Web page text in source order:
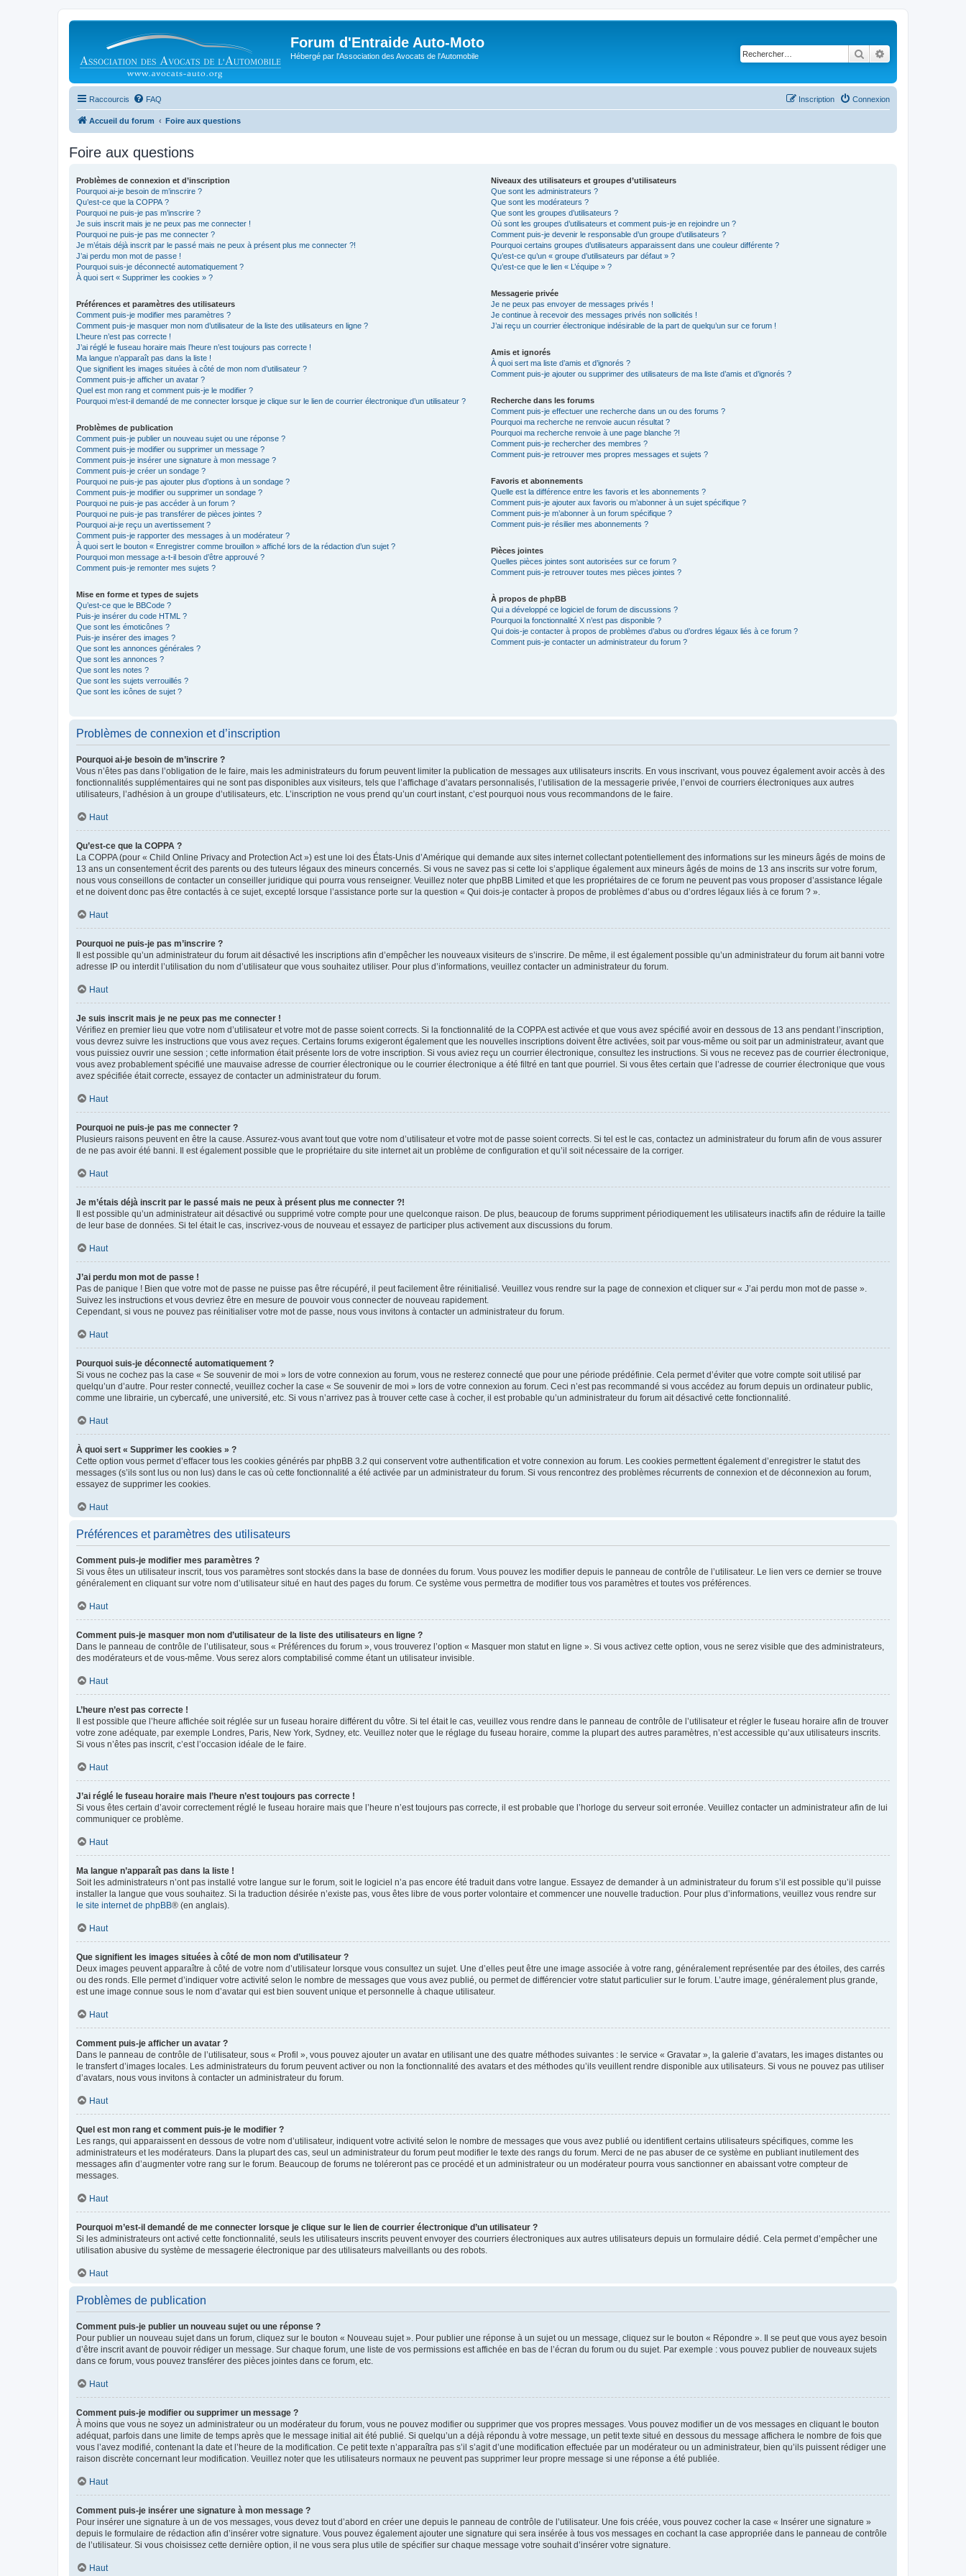
Forum d'Entraide Auto-Moto
Hébergé par l'Association des Avocats de l'Automobile Rechercher
Raccourcis FAQ Connexion
Inscription
Accueil du forum Foire aux questions
Foire aux questions
Problèmes de connexion et d’inscription
Pourquoi ai-je besoin de m’inscrire ?
Qu’est-ce que la COPPA ?
Pourquoi ne puis-je pas m’inscrire ?
Je suis inscrit mais je ne peux pas me connecter !
Pourquoi ne puis-je pas me connecter ?
Je m’étais déjà inscrit par le passé mais ne peux à présent plus me connecter ?!
J’ai perdu mon mot de passe !
Pourquoi suis-je déconnecté automatiquement ?
À quoi sert « Supprimer les cookies » ?
Préférences et paramètres des utilisateurs
Comment puis-je modifier mes paramètres ?
Comment puis-je masquer mon nom d’utilisateur de la liste des utilisateurs en ligne ?
L’heure n’est pas correcte !
J’ai réglé le fuseau horaire mais l’heure n’est toujours pas correcte !
Ma langue n’apparaît pas dans la liste !
Que signifient les images situées à côté de mon nom d’utilisateur ?
Comment puis-je afficher un avatar ?
Quel est mon rang et comment puis-je le modifier ?
Pourquoi m’est-il demandé de me connecter lorsque je clique sur le lien de courrier électronique d’un utilisateur ?
Problèmes de publication
Comment puis-je publier un nouveau sujet ou une réponse ?
Comment puis-je modifier ou supprimer un message ?
Comment puis-je insérer une signature à mon message ?
Comment puis-je créer un sondage ?
Pourquoi ne puis-je pas ajouter plus d’options à un sondage ?
Comment puis-je modifier ou supprimer un sondage ?
Pourquoi ne puis-je pas accéder à un forum ?
Pourquoi ne puis-je pas transférer de pièces jointes ?
Pourquoi ai-je reçu un avertissement ?
Comment puis-je rapporter des messages à un modérateur ?
À quoi sert le bouton « Enregistrer comme brouillon » affiché lors de la rédaction d’un sujet ?
Pourquoi mon message a-t-il besoin d’être approuvé ?
Comment puis-je remonter mes sujets ?
Mise en forme et types de sujets
Qu’est-ce que le BBCode ?
Puis-je insérer du code HTML ?
Que sont les émoticônes ?
Puis-je insérer des images ?
Que sont les annonces générales ?
Que sont les annonces ?
Que sont les notes ?
Que sont les sujets verrouillés ?
Que sont les icônes de sujet ?
Niveaux des utilisateurs et groupes d’utilisateurs
Que sont les administrateurs ?
Que sont les modérateurs ?
Que sont les groupes d’utilisateurs ?
Où sont les groupes d’utilisateurs et comment puis-je en rejoindre un ?
Comment puis-je devenir le responsable d’un groupe d’utilisateurs ?
Pourquoi certains groupes d’utilisateurs apparaissent dans une couleur différente ?
Qu’est-ce qu’un « groupe d’utilisateurs par défaut » ?
Qu’est-ce que le lien « L’équipe » ?
Messagerie privée
Je ne peux pas envoyer de messages privés !
Je continue à recevoir des messages privés non sollicités !
J’ai reçu un courrier électronique indésirable de la part de quelqu’un sur ce forum !
Amis et ignorés
À quoi sert ma liste d’amis et d’ignorés ?
Comment puis-je ajouter ou supprimer des utilisateurs de ma liste d’amis et d’ignorés ?
Recherche dans les forums
Comment puis-je effectuer une recherche dans un ou des forums ?
Pourquoi ma recherche ne renvoie aucun résultat ?
Pourquoi ma recherche renvoie à une page blanche ?!
Comment puis-je rechercher des membres ?
Comment puis-je retrouver mes propres messages et sujets ?
Favoris et abonnements
Quelle est la différence entre les favoris et les abonnements ?
Comment puis-je ajouter aux favoris ou m’abonner à un sujet spécifique ?
Comment puis-je m’abonner à un forum spécifique ?
Comment puis-je résilier mes abonnements ?
Pièces jointes
Quelles pièces jointes sont autorisées sur ce forum ?
Comment puis-je retrouver toutes mes pièces jointes ?
À propos de phpBB
Qui a développé ce logiciel de forum de discussions ?
Pourquoi la fonctionnalité X n’est pas disponible ?
Qui dois-je contacter à propos de problèmes d’abus ou d’ordres légaux liés à ce forum ?
Comment puis-je contacter un administrateur du forum ?
Problèmes de connexion et d’inscription
Pourquoi ai-je besoin de m’inscrire ?
Vous n’êtes pas dans l’obligation de le faire, mais les administrateurs du forum peuvent limiter la publication de messages aux utilisateurs inscrits. En vous inscrivant, vous pouvez également avoir accès à des
fonctionnalités supplémentaires qui ne sont pas disponibles aux visiteurs, tels que l’affichage d’avatars personnalisés, l’utilisation de la messagerie privée, l’envoi de courriers électroniques aux autres
utilisateurs, l’adhésion à un groupe d’utilisateurs, etc. L’inscription ne vous prend qu’un court instant, c’est pourquoi nous vous recommandons de le faire.
Haut
Qu’est-ce que la COPPA ?
La COPPA (pour « Child Online Privacy and Protection Act ») est une loi des États-Unis d’Amérique qui demande aux sites internet collectant potentiellement des informations sur les mineurs âgés de moins de
13 ans un consentement écrit des parents ou des tuteurs légaux des mineurs concernés. Si vous ne savez pas si cette loi s’applique également aux mineurs âgés de moins de 13 ans inscrits sur votre forum,
nous vous conseillons de contacter un conseiller juridique qui pourra vous renseigner. Veuillez noter que phpBB Limited et que les propriétaires de ce forum ne peuvent pas vous proposer d’assistance légale
et ne doivent donc pas être contactés à ce sujet, excepté lorsque l’assistance porte sur la question « Qui dois-je contacter à propos de problèmes d’abus ou d’ordres légaux liés à ce forum ? ».
Haut
Pourquoi ne puis-je pas m’inscrire ?
Il est possible qu’un administrateur du forum ait désactivé les inscriptions afin d’empêcher les nouveaux visiteurs de s’inscrire. De même, il est également possible qu’un administrateur du forum ait banni votre
adresse IP ou interdit l’utilisation du nom d’utilisateur que vous souhaitez utiliser. Pour plus d’informations, veuillez contacter un administrateur du forum.
Haut
Je suis inscrit mais je ne peux pas me connecter !
Vérifiez en premier lieu que votre nom d’utilisateur et votre mot de passe soient corrects. Si la fonctionnalité de la COPPA est activée et que vous avez spécifié avoir en dessous de 13 ans pendant l’inscription,
vous devrez suivre les instructions que vous avez reçues. Certains forums exigeront également que les nouvelles inscriptions doivent être activées, soit par vous-même ou soit par un administrateur, avant que
vous puissiez ouvrir une session ; cette information était présente lors de votre inscription. Si vous aviez reçu un courrier électronique, consultez les instructions. Si vous ne recevez pas de courrier électronique,
vous avez probablement spécifié une mauvaise adresse de courrier électronique ou le courrier électronique a été filtré en tant que pourriel. Si vous êtes certain que l’adresse de courrier électronique que vous
avez spécifiée était correcte, essayez de contacter un administrateur du forum.
Haut
Pourquoi ne puis-je pas me connecter ?
Plusieurs raisons peuvent en être la cause. Assurez-vous avant tout que votre nom d’utilisateur et votre mot de passe soient corrects. Si tel est le cas, contactez un administrateur du forum afin de vous assurer
de ne pas avoir été banni. Il est également possible que le propriétaire du site internet ait un problème de configuration et qu’il soit nécessaire de la corriger.
Haut
Je m’étais déjà inscrit par le passé mais ne peux à présent plus me connecter ?!
Il est possible qu’un administrateur ait désactivé ou supprimé votre compte pour une quelconque raison. De plus, beaucoup de forums suppriment périodiquement les utilisateurs inactifs afin de réduire la taille
de leur base de données. Si tel était le cas, inscrivez-vous de nouveau et essayez de participer plus activement aux discussions du forum.
Haut
J’ai perdu mon mot de passe !
Pas de panique ! Bien que votre mot de passe ne puisse pas être récupéré, il peut facilement être réinitialisé. Veuillez vous rendre sur la page de connexion et cliquer sur « J’ai perdu mon mot de passe ».
Suivez les instructions et vous devriez être en mesure de pouvoir vous connecter de nouveau rapidement.
Cependant, si vous ne pouvez pas réinitialiser votre mot de passe, nous vous invitons à contacter un administrateur du forum.
Haut
Pourquoi suis-je déconnecté automatiquement ?
Si vous ne cochez pas la case « Se souvenir de moi » lors de votre connexion au forum, vous ne resterez connecté que pour une période prédéfinie. Cela permet d’éviter que votre compte soit utilisé par
quelqu’un d’autre. Pour rester connecté, veuillez cocher la case « Se souvenir de moi » lors de votre connexion au forum. Ceci n’est pas recommandé si vous accédez au forum depuis un ordinateur public,
comme une librairie, un cybercafé, une université, etc. Si vous n’arrivez pas à trouver cette case à cocher, il est probable qu’un administrateur du forum ait désactivé cette fonctionnalité.
Haut
À quoi sert « Supprimer les cookies » ?
Cette option vous permet d’effacer tous les cookies générés par phpBB 3.2 qui conservent votre authentification et votre connexion au forum. Les cookies permettent également d’enregistrer le statut des
messages (s’ils sont lus ou non lus) dans le cas où cette fonctionnalité a été activée par un administrateur du forum. Si vous rencontrez des problèmes récurrents de connexion et de déconnexion au forum,
essayez de supprimer les cookies.
Haut
Préférences et paramètres des utilisateurs
Comment puis-je modifier mes paramètres ?
Si vous êtes un utilisateur inscrit, tous vos paramètres sont stockés dans la base de données du forum. Vous pouvez les modifier depuis le panneau de contrôle de l’utilisateur. Le lien vers ce dernier se trouve
généralement en cliquant sur votre nom d’utilisateur situé en haut des pages du forum. Ce système vous permettra de modifier tous vos paramètres et toutes vos préférences.
Haut
Comment puis-je masquer mon nom d’utilisateur de la liste des utilisateurs en ligne ?
Dans le panneau de contrôle de l’utilisateur, sous « Préférences du forum », vous trouverez l’option « Masquer mon statut en ligne ». Si vous activez cette option, vous ne serez visible que des administrateurs,
des modérateurs et de vous-même. Vous serez alors comptabilisé comme étant un utilisateur invisible.
Haut
L’heure n’est pas correcte !
Il est possible que l’heure affichée soit réglée sur un fuseau horaire différent du vôtre. Si tel était le cas, veuillez vous rendre dans le panneau de contrôle de l’utilisateur et régler le fuseau horaire afin de trouver
votre zone adéquate, par exemple Londres, Paris, New York, Sydney, etc. Veuillez noter que le réglage du fuseau horaire, comme la plupart des autres paramètres, n’est accessible qu’aux utilisateurs inscrits.
Si vous n’êtes pas inscrit, c’est l’occasion idéale de le faire.
Haut
J’ai réglé le fuseau horaire mais l’heure n’est toujours pas correcte !
Si vous êtes certain d’avoir correctement réglé le fuseau horaire mais que l’heure n’est toujours pas correcte, il est probable que l’horloge du serveur soit erronée. Veuillez contacter un administrateur afin de lui
communiquer ce problème.
Haut
Ma langue n’apparaît pas dans la liste !
Soit les administrateurs n’ont pas installé votre langue sur le forum, soit le logiciel n’a pas encore été traduit dans votre langue. Essayez de demander à un administrateur du forum s’il est possible qu’il puisse
installer la langue que vous souhaitez. Si la traduction désirée n’existe pas, vous êtes libre de vous porter volontaire et commencer une nouvelle traduction. Pour plus d’informations, veuillez vous rendre sur
le site internet de phpBB® (en anglais).
Haut
Que signifient les images situées à côté de mon nom d’utilisateur ?
Deux images peuvent apparaître à côté de votre nom d’utilisateur lorsque vous consultez un sujet. Une d’elles peut être une image associée à votre rang, généralement représentée par des étoiles, des carrés
ou des ronds. Elle permet d’indiquer votre activité selon le nombre de messages que vous avez publié, ou permet de différencier votre statut particulier sur le forum. L’autre image, généralement plus grande,
est une image connue sous le nom d’avatar qui est bien souvent unique et personnelle à chaque utilisateur.
Haut
Comment puis-je afficher un avatar ?
Dans le panneau de contrôle de l’utilisateur, sous « Profil », vous pouvez ajouter un avatar en utilisant une des quatre méthodes suivantes : le service « Gravatar », la galerie d’avatars, les images distantes ou
le transfert d’images locales. Les administrateurs du forum peuvent activer ou non la fonctionnalité des avatars et des méthodes qu’ils veuillent rendre disponible aux utilisateurs. Si vous ne pouvez pas utiliser
d’avatars, nous vous invitons à contacter un administrateur du forum.
Haut
Quel est mon rang et comment puis-je le modifier ?
Les rangs, qui apparaissent en dessous de votre nom d’utilisateur, indiquent votre activité selon le nombre de messages que vous avez publié ou identifient certains utilisateurs spécifiques, comme les
administrateurs et les modérateurs. Dans la plupart des cas, seul un administrateur du forum peut modifier le texte des rangs du forum. Merci de ne pas abuser de ce système en publiant inutilement des
messages afin d’augmenter votre rang sur le forum. Beaucoup de forums ne toléreront pas ce procédé et un administrateur ou un modérateur pourra vous sanctionner en abaissant votre compteur de
messages.
Haut
Pourquoi m’est-il demandé de me connecter lorsque je clique sur le lien de courrier électronique d’un utilisateur ?
Si les administrateurs ont activé cette fonctionnalité, seuls les utilisateurs inscrits peuvent envoyer des courriers électroniques aux autres utilisateurs depuis un formulaire dédié. Cela permet d’empêcher une
utilisation abusive du système de messagerie électronique par des utilisateurs malveillants ou des robots.
Haut
Problèmes de publication
Comment puis-je publier un nouveau sujet ou une réponse ?
Pour publier un nouveau sujet dans un forum, cliquez sur le bouton « Nouveau sujet ». Pour publier une réponse à un sujet ou un message, cliquez sur le bouton « Répondre ». Il se peut que vous ayez besoin
d’être inscrit avant de pouvoir rédiger un message. Sur chaque forum, une liste de vos permissions est affichée en bas de l’écran du forum ou du sujet. Par exemple : vous pouvez publier de nouveaux sujets
dans ce forum, vous pouvez transférer des pièces jointes dans ce forum, etc.
Haut
Comment puis-je modifier ou supprimer un message ?
À moins que vous ne soyez un administrateur ou un modérateur du forum, vous ne pouvez modifier ou supprimer que vos propres messages. Vous pouvez modifier un de vos messages en cliquant le bouton
adéquat, parfois dans une limite de temps après que le message initial ait été publié. Si quelqu’un a déjà répondu à votre message, un petit texte situé en dessous du message affichera le nombre de fois que
vous l’avez modifié, contenant la date et l’heure de la modification. Ce petit texte n’apparaîtra pas s’il s’agit d’une modification effectuée par un modérateur ou un administrateur, bien qu’ils puissent rédiger une
raison discrète concernant leur modification. Veuillez noter que les utilisateurs normaux ne peuvent pas supprimer leur propre message si une réponse a été publiée.
Haut
Comment puis-je insérer une signature à mon message ?
Pour insérer une signature à un de vos messages, vous devez tout d’abord en créer une depuis le panneau de contrôle de l’utilisateur. Une fois créée, vous pouvez cocher la case « Insérer une signature »
depuis le formulaire de rédaction afin d’insérer votre signature. Vous pouvez également ajouter une signature qui sera insérée à tous vos messages en cochant la case appropriée dans le panneau de contrôle
de l’utilisateur. Si vous choisissez cette dernière option, il ne vous sera plus utile de spécifier sur chaque message votre souhait d’insérer votre signature.
Haut